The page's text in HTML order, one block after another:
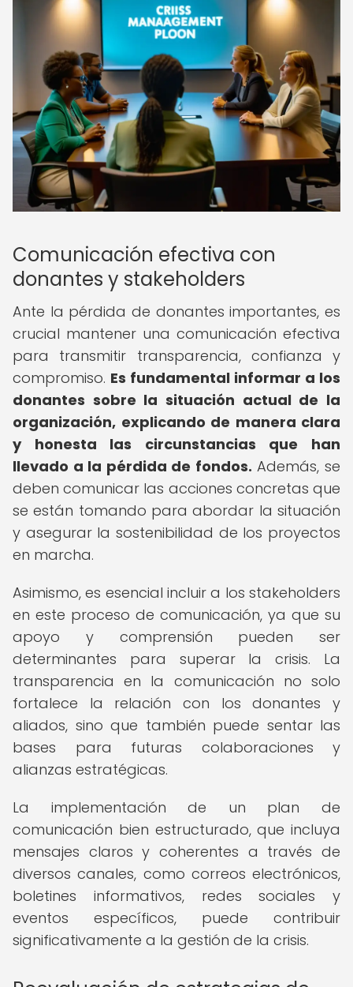
Comunicación efectiva con
donantes y stakeholders
Ante la pérdida de donantes importantes, es
crucial mantener una comunicación efectiva
para transmitir transparencia, confianza y
compromiso. Es fundamental informar a los
donantes sobre la situación actual de la
organización, explicando de manera clara
y honesta las circunstancias que han
llevado a la pérdida de fondos. Además, se
deben comunicar las acciones concretas que
se están tomando para abordar la situación
y asegurar la sostenibilidad de los proyectos
en marcha.
Asimismo, es esencial incluir a los stakeholders
en este proceso de comunicación, ya que su
apoyo y comprensión pueden ser
determinantes para superar la crisis. La
transparencia en la comunicación no solo
fortalece la relación con los donantes y
aliados, sino que también puede sentar las
bases para futuras colaboraciones y
alianzas estratégicas.
La implementación de un plan de
comunicación bien estructurado, que incluya
mensajes claros y coherentes a través de
diversos canales, como correos electrónicos,
boletines informativos, redes sociales y
eventos específicos, puede contribuir
significativamente a la gestión de la crisis.